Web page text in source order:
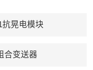
抗晃电模块
合变送器